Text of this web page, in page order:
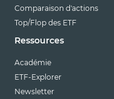
Comparaison d'actions
Top/Flop des ETF
Ressources
Académie
ETF-Explorer
Newsletter